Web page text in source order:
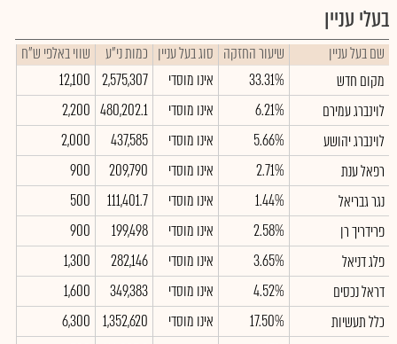
בעלי עניין
שם בעל עניין שיעור החזקה סוג בעל עניין כמות ני"ע
שווי באלפי ש"ח
מקום חדש
33.31% אינו מוסדי 2,575,307
12,100
לוינברג עמירם
6.21% אינו מוסדי 480,202.1
2,200
לוינברג יהושע
5.66% אינו מוסדי 437,585
2,000
רפאל ענת
2.71% אינו מוסדי 209,790
900
נגר גבריאל
1.44% אינו מוסדי 111,401.7
500
פרידריך רן
2.58% אינו מוסדי 199,498
900
פלג דניאל
3.65% אינו מוסדי 282,146
1,300
דראל נכסים
4.52% אינו מוסדי 349,383
1,600
כלל תעשיות
17.50% אינו מוסדי 1,352,620
6,300